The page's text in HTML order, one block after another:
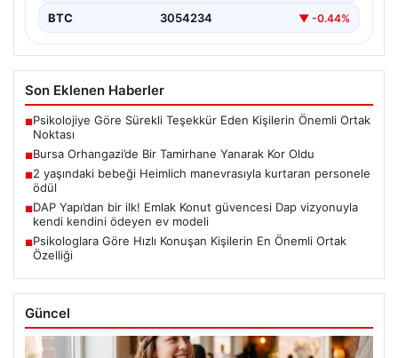
BTC 3054234 ▼ -0.44%
Son Eklenen Haberler
■Psikolojiye Göre Sürekli Teşekkür Eden Kişilerin Önemli Ortak
Noktası
■Bursa Orhangazi’de Bir Tamirhane Yanarak Kor Oldu
■2 yaşındaki bebeği Heimlich manevrasıyla kurtaran personele
ödül
■DAP Yapı’dan bir ilk! Emlak Konut güvencesi Dap vizyonuyla
kendi kendini ödeyen ev modeli
■Psikologlara Göre Hızlı Konuşan Kişilerin En Önemli Ortak
Özelliği
Güncel